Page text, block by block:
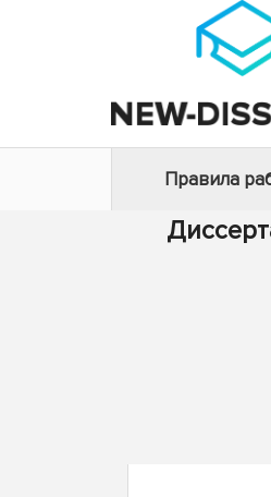
Правила